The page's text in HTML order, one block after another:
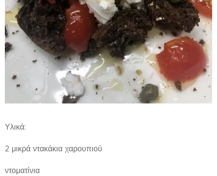
Υλικά:
2 μικρά ντακάκια χαρουπιού
ντοματίνια